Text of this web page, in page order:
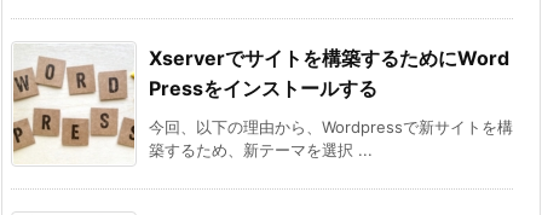
Xserverでサイトを構築するためにWord
Pressをインストールする
今回、以下の理由から、Wordpressで新サイトを構
築するため、新テーマを選択 ...